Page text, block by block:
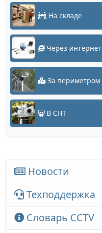
На складе
Через интернет
За периметром
В СНТ
Новости
Техподдержка
Словарь CCTV